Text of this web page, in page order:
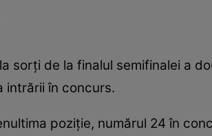
sorți de la finalul semifinalei a
intrării în concurs.
poziție, numărul 24 în